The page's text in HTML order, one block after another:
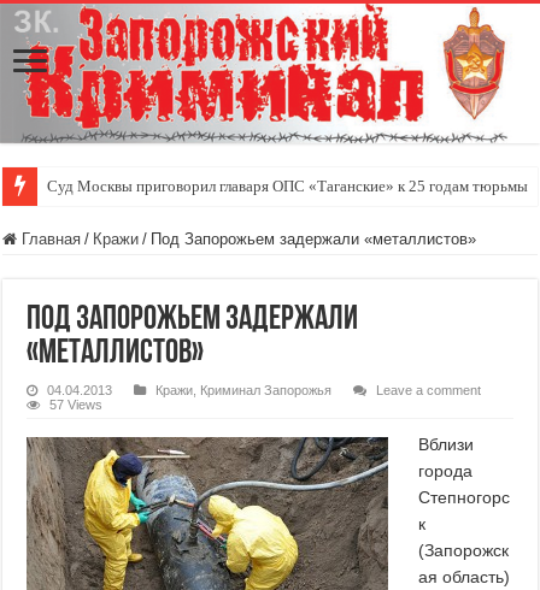
Суд Москвы приговорил главаря ОПС «Таганские» к 25 годам тюрьмы
Главная / Кражи / Под Запорожьем задержали «металлистов»
Под Запорожьем задержали
«металлистов»
04.04.2013 Кражи Криминал Запорожья
Leave a comment
57 Views
Вблизи
города
Степногорс
к
(Запорожск
ая область)